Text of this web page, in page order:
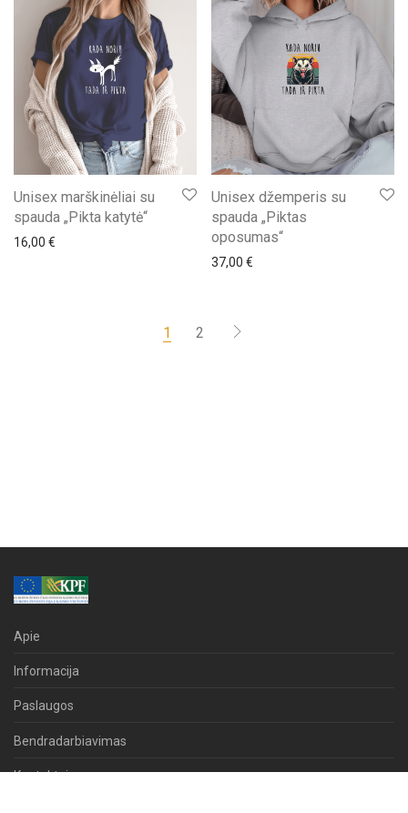
Unisex marškinėliai su
spauda „Pikta katytė“
16,00 €
Unisex džemperis su
spauda „Piktas
oposumas“
37,00 €
1 2
Apie
Informacija
Paslaugos
Bendradarbiavimas
Kontaktai